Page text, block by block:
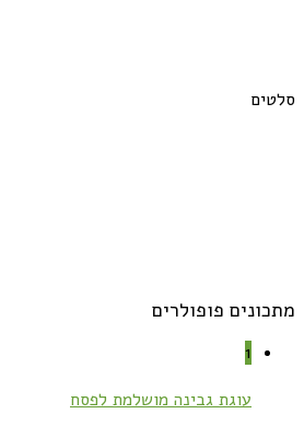
סלטים
מתכונים פופולרים
1
עוגת גבינה מושלמת לפסח